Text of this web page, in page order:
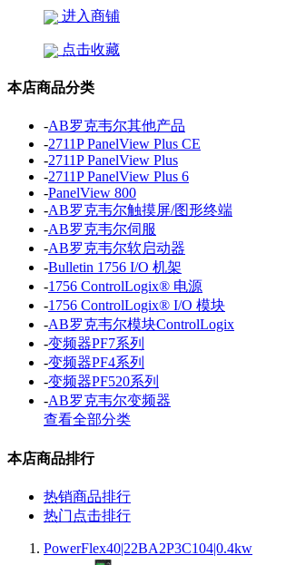
进入商铺
点击收藏
本店商品分类
-AB罗克韦尔其他产品
-2711P PanelView Plus CE
-2711P PanelView Plus
-2711P PanelView Plus 6
-PanelView 800
-AB罗克韦尔触摸屏/图形终端
-AB罗克韦尔伺服
-AB罗克韦尔软启动器
-Bulletin 1756 I/O 机架
-1756 ControlLogix® 电源
-1756 ControlLogix® I/O 模块
-AB罗克韦尔模块ControlLogix
-变频器PF7系列
-变频器PF4系列
-变频器PF520系列
-AB罗克韦尔变频器
查看全部分类
本店商品排行
热销商品排行
热门点击排行
PowerFlex40|22BA2P3C104|0.4kw